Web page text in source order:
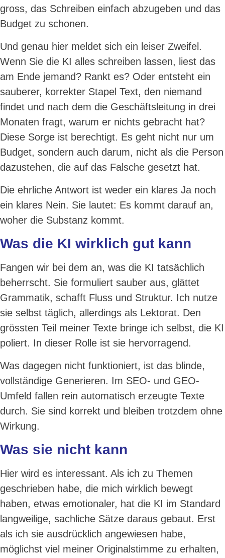
gross, das Schreiben einfach abzugeben und das
Budget zu schonen.
Und genau hier meldet sich ein leiser Zweifel.
Wenn Sie die KI alles schreiben lassen, liest das
am Ende jemand? Rankt es? Oder entsteht ein
sauberer, korrekter Stapel Text, den niemand
findet und nach dem die Geschäftsleitung in drei
Monaten fragt, warum er nichts gebracht hat?
Diese Sorge ist berechtigt. Es geht nicht nur um
Budget, sondern auch darum, nicht als die Person
dazustehen, die auf das Falsche gesetzt hat.
Die ehrliche Antwort ist weder ein klares Ja noch
ein klares Nein. Sie lautet: Es kommt darauf an,
woher die Substanz kommt.
Was die KI wirklich gut kann
Fangen wir bei dem an, was die KI tatsächlich
beherrscht. Sie formuliert sauber aus, glättet
Grammatik, schafft Fluss und Struktur. Ich nutze
sie selbst täglich, allerdings als Lektorat. Den
grössten Teil meiner Texte bringe ich selbst, die KI
poliert. In dieser Rolle ist sie hervorragend.
Was dagegen nicht funktioniert, ist das blinde,
vollständige Generieren. Im SEO- und GEO-
Umfeld fallen rein automatisch erzeugte Texte
durch. Sie sind korrekt und bleiben trotzdem ohne
Wirkung.
Was sie nicht kann
Hier wird es interessant. Als ich zu Themen
geschrieben habe, die mich wirklich bewegt
haben, etwas emotionaler, hat die KI im Standard
langweilige, sachliche Sätze daraus gebaut. Erst
als ich sie ausdrücklich angewiesen habe,
möglichst viel meiner Originalstimme zu erhalten,